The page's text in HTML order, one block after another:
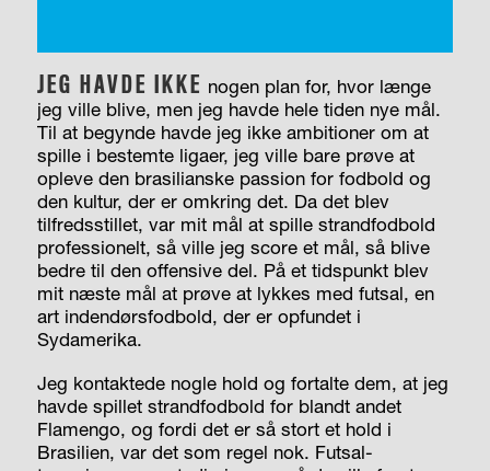
JEG HAVDE IKKE nogen plan for, hvor længe
jeg ville blive, men jeg havde hele tiden nye mål.
Til at begynde havde jeg ikke ambitioner om at
spille i bestemte ligaer, jeg ville bare prøve at
opleve den brasilianske passion for fodbold og
den kultur, der er omkring det. Da det blev
tilfredsstillet, var mit mål at spille strandfodbold
professionelt, så ville jeg score et mål, så blive
bedre til den offensive del. På et tidspunkt blev
mit næste mål at prøve at lykkes med futsal, en
art indendørsfodbold, der er opfundet i
Sydamerika.
Jeg kontaktede nogle hold og fortalte dem, at jeg
havde spillet strandfodbold for blandt andet
Flamengo, og fordi det er så stort et hold i
Brasilien, var det som regel nok. Futsal-